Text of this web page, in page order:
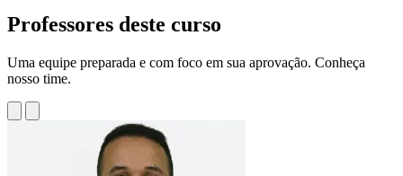
Professores deste curso
Uma equipe preparada e com foco em sua aprovação. Conheça
nosso time.